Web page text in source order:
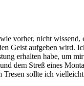
vorher, nicht
Geist aufgeben wird.
erhalten habe, um
dem Streß eines
Tresen sollte ich